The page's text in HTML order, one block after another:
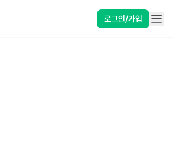
로그인/가입